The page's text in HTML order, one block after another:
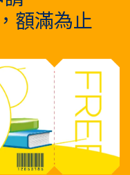
額滿為止